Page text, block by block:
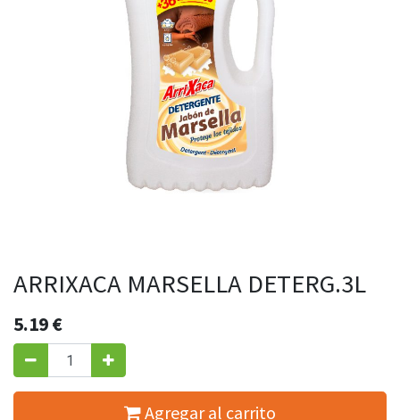
ARRIXACA MARSELLA DETERG.3L
5.19€
Agregar al carrito